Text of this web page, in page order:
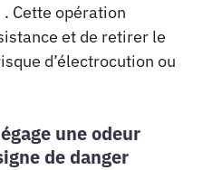
Cette opération
et de retirer le
d’électrocution ou
une odeur
de danger